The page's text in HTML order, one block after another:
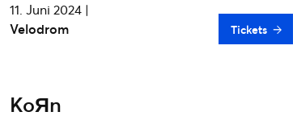
11. Juni 2024 |
Velodrom
Tickets
KoЯn